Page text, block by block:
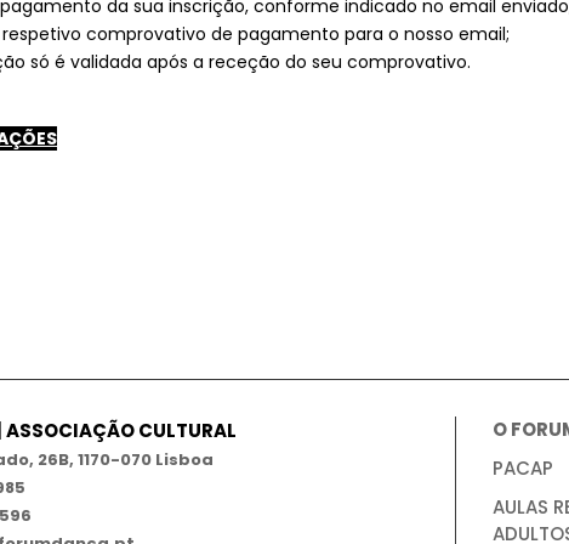
da sua inscrição, conforme indicado no email
comprovativo de pagamento para o nosso email;
só é validada após a receção do seu comprovativo.
CULTURAL
26B, 1170-070 Lisboa
O
PACAP
AULAS